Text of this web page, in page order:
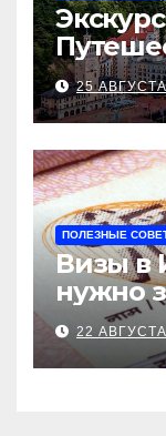
25
ПОЛЕЗНЫЕ
Визы в
нужно
22